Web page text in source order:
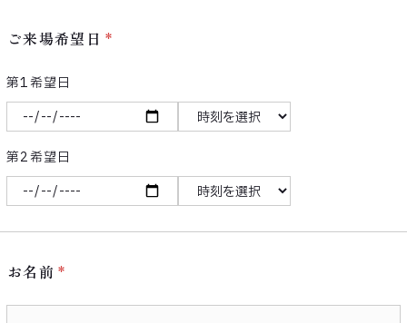
ご来場希望日
第1希望日
第2希望日
お名前